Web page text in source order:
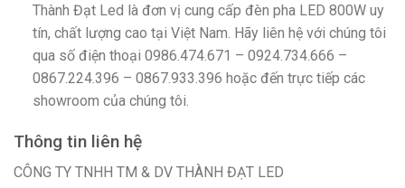
Thành Đạt Led là đơn vị cung cấp đèn pha LED 800W uy
tín, chất lượng cao tại Việt Nam. Hãy liên hệ với chúng tôi
qua số điện thoại 0986.474.671 – 0924.734.666 –
0867.224.396 – 0867.933.396 hoặc đến trực tiếp các
showroom của chúng tôi.
Thông tin liên hệ
CÔNG TY TNHH TM & DV THÀNH ĐẠT LED